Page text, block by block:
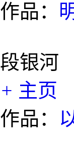
作品：
段银河
+ 主页
作品：